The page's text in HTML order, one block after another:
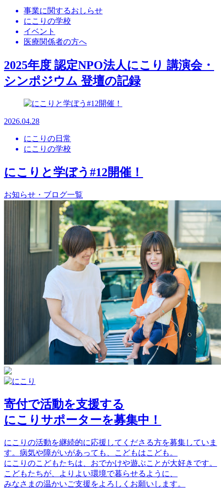
事業に関するおしらせ
にこりの学校
イベント
医療関係者の方へ
2025年度 認定NPO法人にこり 講演会・
シンポジウム 登壇の記録
2026.04.28
にこりの日常
にこりの学校
にこりと学ぼう#12開催！
お知らせ・ブログ一覧
寄付で活動を支援する
にこりサポーターを募集中！
にこりの活動を継続的に応援してくださる方を募集していま
す。病気や障がいがあっても、こどもはこども。
にこりのこどもたちは、おでかけや遊ぶことが大好きです。
こどもたちが、よりよい環境で暮らせるように、
みなさまの温かいご支援をよろしくお願いします。